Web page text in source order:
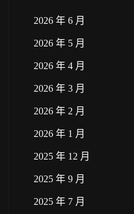
2026 年 6 月
2026 年 5 月
2026 年 4 月
2026 年 3 月
2026 年 2 月
2026 年 1 月
2025 年 12 月
2025 年 9 月
2025 年 7 月